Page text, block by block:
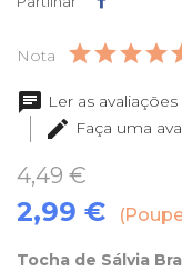
Nota
Ler as
Faça uma
4,49 €
2,99 €
Tocha de Sálvia